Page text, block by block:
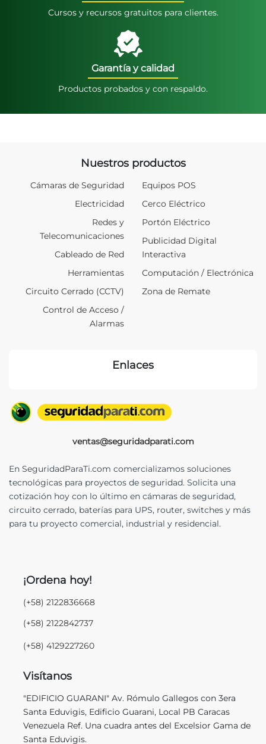
Cursos y recursos gratuitos para clientes.
Garantía y calidad
Productos probados y con respaldo.
ventas@seguridadparati.com
En SeguridadParaTi.com comercializamos soluciones
tecnológicas para proyectos de seguridad. Solicita una
cotización hoy con lo último en cámaras de seguridad,
circuito cerrado, baterías para UPS, router, switches y más
para tu proyecto comercial, industrial y residencial.
¡Ordena hoy!
(+58) 2122836668
(+58) 2122842737
(+58) 4129227260
Visítanos
"EDIFICIO GUARANI" Av. Rómulo Gallegos con 3era
Santa Eduvigis, Edificio Guarani, Local PB Caracas
Venezuela Ref. Una cuadra antes del Excelsior Gama de
Santa Eduvigis.
Nuestros productos
Cámaras de Seguridad
Electricidad
Redes y
Telecomunicaciones
Cableado de Red
Herramientas
Circuito Cerrado (CCTV)
Control de Acceso /
Alarmas
Equipos POS
Cerco Eléctrico
Portón Eléctrico
Publicidad Digital
Interactiva
Computación / Electrónica
Zona de Remate
Enlaces